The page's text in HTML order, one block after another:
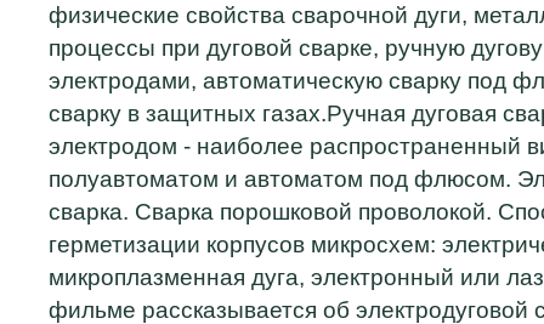
физические свойства сварочной дуги,
процессы при дуговой сварке, ручную
электродами, автоматическую сварку под
сварку в защитных газах.Ручная дуговая
электродом - наиболее распространенный
полуавтоматом и автоматом под флюсом.
сварка. Сварка порошковой проволокой.
герметизации корпусов микросхем:
микроплазменная дуга, электронный или
фильме рассказывается об электродуговой